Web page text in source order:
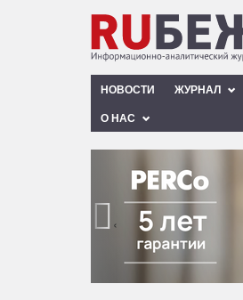
НОВОСТИ ЖУРНАЛ
О НАС
‹